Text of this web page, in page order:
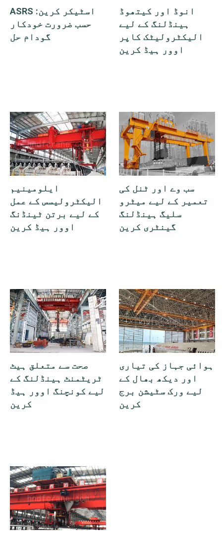
لیے موزوں ہے۔
ASRS اسٹیکر کرین:
حسب ضرورت خودکار
گودام حل
انوڈ اور کیتھوڈ
ہینڈلنگ کے لیے
الیکٹرولیٹک کاپر
اوور ہیڈ کرین
ایلومینیم
الیکٹرولیسس کے عمل
کے لیے برتن ٹینڈنگ
اوور ہیڈ کرین
سب وے اور ٹنل کی
تعمیر کے لیے میٹرو
سلیگ ہینڈلنگ
گینٹری کرین
صحت سے متعلق ہیٹ
ٹریٹمنٹ ہینڈلنگ کے
لیے کونچنگ اوور ہیڈ
کرین
ہوائی جہاز کی تیاری
اور دیکھ بھال کے
لیے ورک سٹیشن برج
کرین